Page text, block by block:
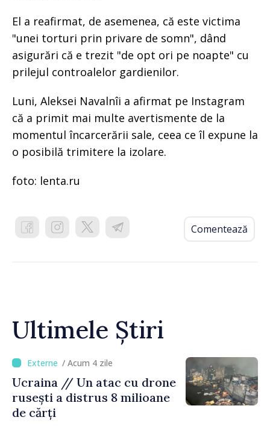
El a reafirmat, de asemenea, că este victima
"unei torturi prin privare de somn", dând
asigurări că e trezit "de opt ori pe noapte" cu
prilejul controalelor gardienilor.
Luni, Aleksei Navalnîi a afirmat pe Instagram
că a primit mai multe avertismente de la
momentul încarcerării sale, ceea ce îl expune la
o posibilă trimitere la izolare.
foto: lenta.ru
Comentează
Ultimele Știri
/ Acum 4 zile
Ucraina // Un atac cu drone
rusești a distrus 8 milioane
de cărți